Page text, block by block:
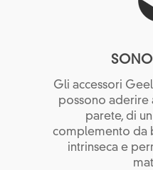
SONO
Gli accessori
possono aderire
parete, di
complemento da
intrinseca e